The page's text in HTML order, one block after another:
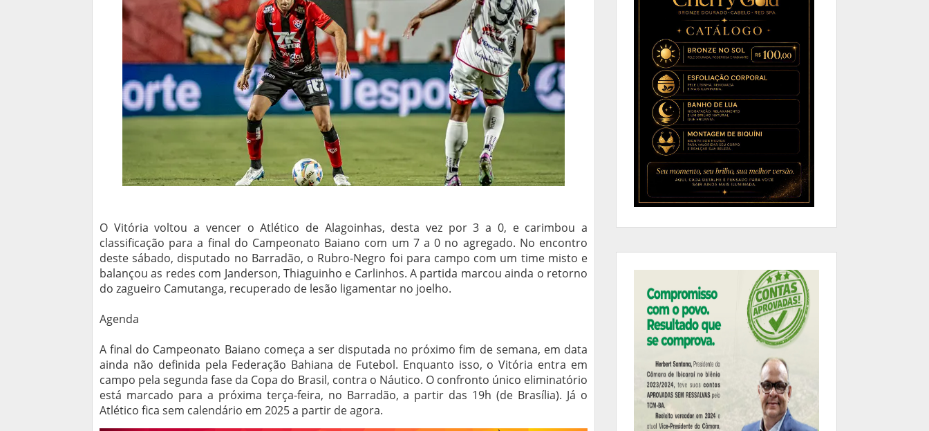
O Vitória voltou a vencer o Atlético de Alagoinhas, desta vez por 3 a 0, e carimbou a
classificação para a final do Campeonato Baiano com um 7 a 0 no agregado. No encontro
deste sábado, disputado no Barradão, o Rubro-Negro foi para campo com um time misto e
balançou as redes com Janderson, Thiaguinho e Carlinhos. A partida marcou ainda o retorno
do zagueiro Camutanga, recuperado de lesão ligamentar no joelho.
Agenda
A final do Campeonato Baiano começa a ser disputada no próximo fim de semana, em data
ainda não definida pela Federação Bahiana de Futebol. Enquanto isso, o Vitória entra em
campo pela segunda fase da Copa do Brasil, contra o Náutico. O confronto único eliminatório
está marcado para a próxima terça-feira, no Barradão, a partir das 19h (de Brasília). Já o
Atlético fica sem calendário em 2025 a partir de agora.